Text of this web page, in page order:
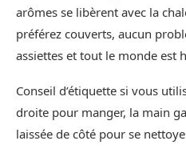
arômes se libèrent avec la
préférez couverts, aucun
assiettes et tout le monde est
Conseil d’étiquette si vous
droite pour manger, la main
laissée de côté pour se